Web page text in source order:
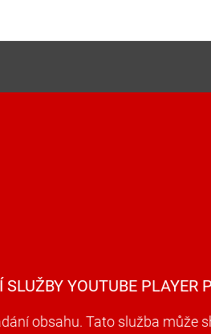
SLUŽBY YOUTUBE PLAYER
obsahu. Tato služba